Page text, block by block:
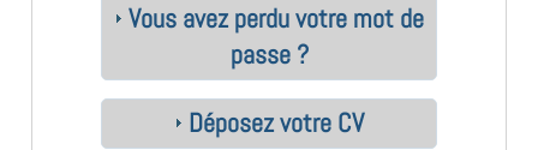
Vous avez perdu votre mot de
passe ?
Déposez votre CV